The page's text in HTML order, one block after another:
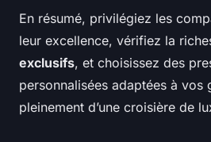
En résumé, privilégiez les
leur excellence, vérifiez la
exclusifs, et choisissez des
personnalisées adaptées à
pleinement d’une croisière de